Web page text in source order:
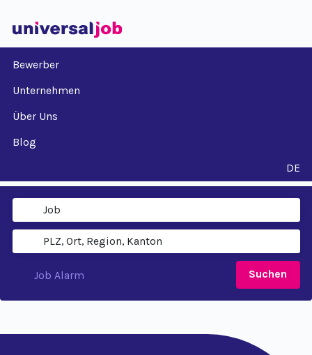
Bewerber
Unternehmen
Über Uns
Blog
DE
Suchen
Job Alarm